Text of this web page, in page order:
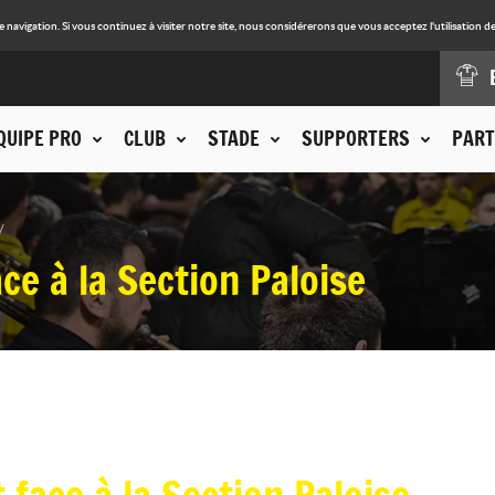
Si vous continuez à visiter notre site, nous considérerons que vous acceptez l'utilisation
PRO CLUB STADE SUPPORTERS
à la Section Paloise